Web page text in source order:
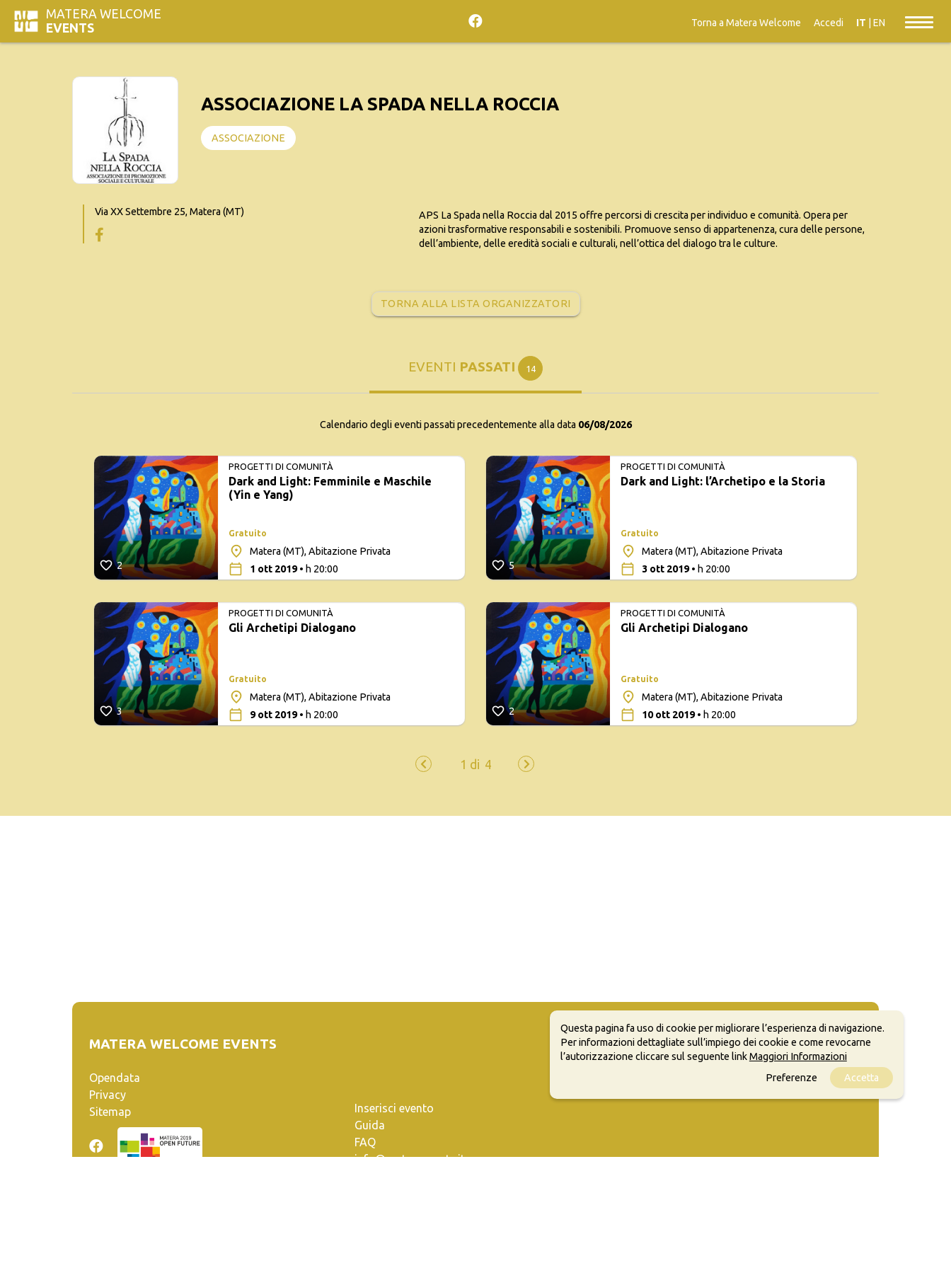
MATERA WELCOME
EVENTS
Torna a Matera Welcome Accedi IT EN
ASSOCIAZIONE LA SPADA NELLA ROCCIA
ASSOCIAZIONE
Via XX Settembre 25, Matera (MT)
APS La Spada nella Roccia dal 2015 offre percorsi di crescita per individuo e comunità. Opera per
azioni trasformative responsabili e sostenibili. Promuove senso di appartenenza, cura delle persone,
dell’ambiente, delle eredità sociali e culturali, nell’ottica del dialogo tra le culture.
TORNA ALLA LISTA ORGANIZZATORI
EVENTI PASSATI 14
Calendario degli eventi passati precedentemente alla data 06/08/2026
2
PROGETTI DI COMUNITÀ
Dark and Light: Femminile e Maschile
(Yin e Yang)
Gratuito
Matera (MT), Abitazione Privata
1 ott 2019• h 20:00
3
PROGETTI DI COMUNITÀ
Gli Archetipi Dialogano
Gratuito
Matera (MT), Abitazione Privata
9 ott 2019• h 20:00
5
PROGETTI DI COMUNITÀ
Dark and Light: l’Archetipo e la Storia
Gratuito
Matera (MT), Abitazione Privata
3 ott 2019• h 20:00
2
PROGETTI DI COMUNITÀ
Gli Archetipi Dialogano
Gratuito
Matera (MT), Abitazione Privata
10 ott 2019• h 20:00
MATERA WELCOME EVENTS
Opendata
Privacy
Sitemap
Inserisci evento
Guida
FAQ
info@materaevents.it
Questa pagina fa uso di cookie per migliorare l’esperienza di navigazione.
Per informazioni dettagliate sull’impiego dei cookie e come revocarne
l’autorizzazione cliccare sul seguente linkMaggiori Informazioni
Preferenze
Accetta